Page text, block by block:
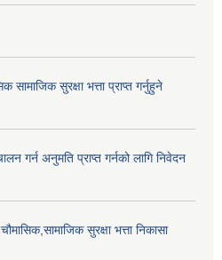
सुरक्षा भत्ता प्राप्त गर्नुहुने
गर्न अनुमति प्राप्त गर्नको लागि निवेदन
सुरक्षा भत्ता निकासा